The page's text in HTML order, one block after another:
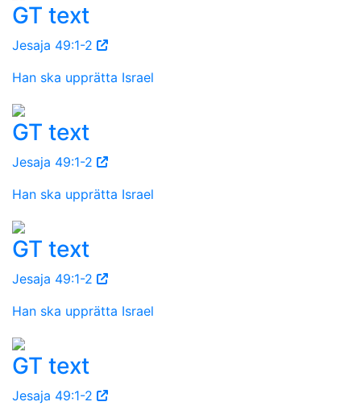
GT text
Jesaja 49:1-2
Han ska upprätta Israel
GT text
Jesaja 49:1-2
Han ska upprätta Israel
GT text
Jesaja 49:1-2
Han ska upprätta Israel
GT text
Jesaja 49:1-2